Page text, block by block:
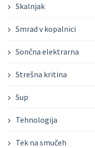
Skalnjak
Smrad v kopalnici
Sončna elektrarna
Strešna kritina
Sup
Tehnologija
Tek na smučeh